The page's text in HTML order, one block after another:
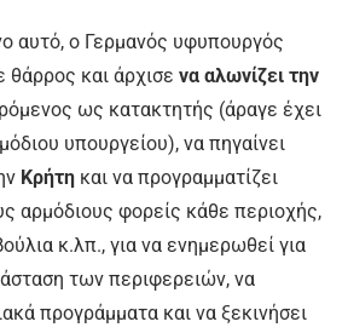
αυτό, ο Γερ­μανός υφυπουργός
και άρχισε να αλωνίζει την
ως κατακτητής (άραγε έχει
υπουργείου), να πηγαί­νει
Κρήτη και να προγραμματίζει
αρμόδιους φορείς κάθε περιο­χής,
κ.λπ., για να ενημερωθεί για
των περιφερειών, να
προγράμματα και να ξεκινήσει